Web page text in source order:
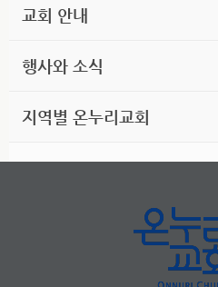
교회 안내
행사와 소식
지역별 온누리교회